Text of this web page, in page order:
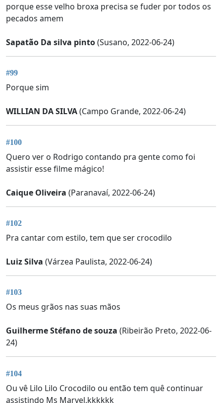
porque esse velho broxa precisa se fuder por todos os
pecados amem
Sapatão Da silva pinto(Susano, 2022-06-24)
#99
Porque sim
WILLIAN DA SILVA(Campo Grande, 2022-06-24)
#100
Quero ver o Rodrigo contando pra gente como foi
assistir esse filme mágico!
Caique Oliveira (Paranavaí, 2022-06-24)
#102
Pra cantar com estilo, tem que ser crocodilo
Luiz Silva (Várzea Paulista, 2022-06-24)
#103
Os meus grãos nas suas mãos
Guilherme Stéfano de souza (Ribeirão Preto, 2022-06-
24)
#104
Ou vê Lilo Lilo Crocodilo ou então tem quê continuar
assistindo Ms Marvel.kkkkkk